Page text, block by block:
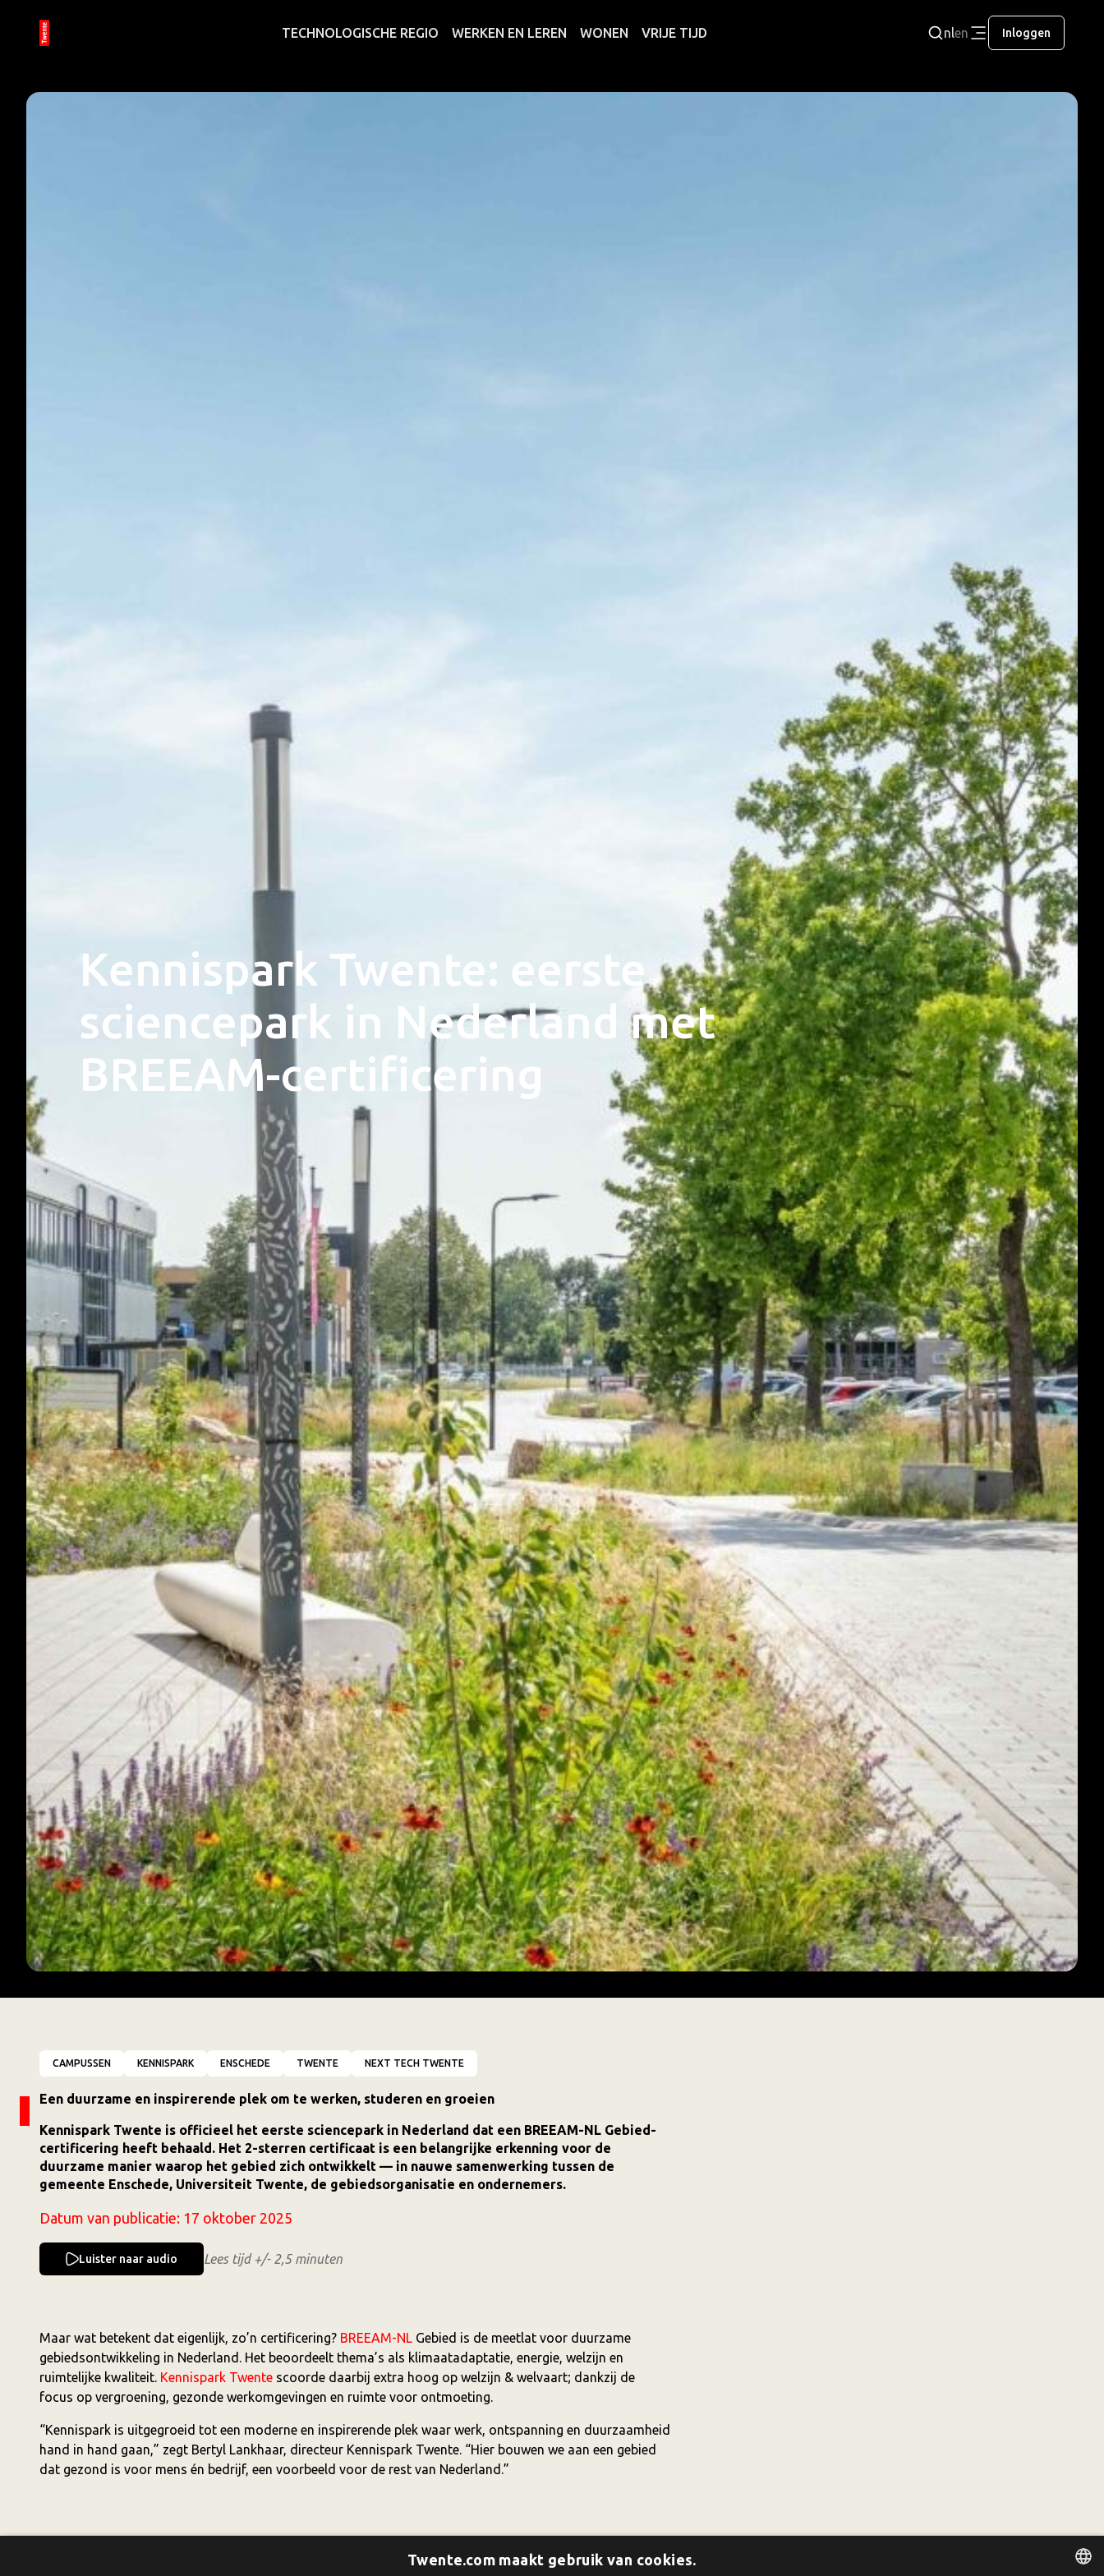
TECHNOLOGISCHE REGIO WERKEN EN LEREN WONEN VRIJE TIJD nlen Inloggen
Kennispark Twente: eerste
sciencepark in Nederland met
BREEAM-certificering
CAMPUSSEN KENNISPARK ENSCHEDE TWENTE NEXT TECH TWENTE
Een duurzame en inspirerende plek om te werken, studeren en groeien
Kennispark Twente is officieel het eerste sciencepark in Nederland dat een BREEAM-NL Gebied-
certificering heeft behaald. Het 2-sterren certificaat is een belangrijke erkenning voor de
duurzame manier waarop het gebied zich ontwikkelt — in nauwe samenwerking tussen de
gemeente Enschede, Universiteit Twente, de gebiedsorganisatie en ondernemers.
Datum van publicatie: 17 oktober 2025
Luister naar audio Lees tijd +/- 2,5 minuten
Maar wat betekent dat eigenlijk, zo’n certificering? BREEAM-NL Gebied is de meetlat voor duurzame
gebiedsontwikkeling in Nederland. Het beoordeelt thema’s als klimaatadaptatie, energie, welzijn en
ruimtelijke kwaliteit. Kennispark Twente scoorde daarbij extra hoog op welzijn & welvaart; dankzij de
focus op vergroening, gezonde werkomgevingen en ruimte voor ontmoeting.
“Kennispark is uitgegroeid tot een moderne en inspirerende plek waar werk, ontspanning en duurzaamheid
hand in hand gaan,” zegt Bertyl Lankhaar, directeur Kennispark Twente. “Hier bouwen we aan een gebied
dat gezond is voor mens én bedrijf, een voorbeeld voor de rest van Nederland.”
Twente.com maakt gebruik van cookies.